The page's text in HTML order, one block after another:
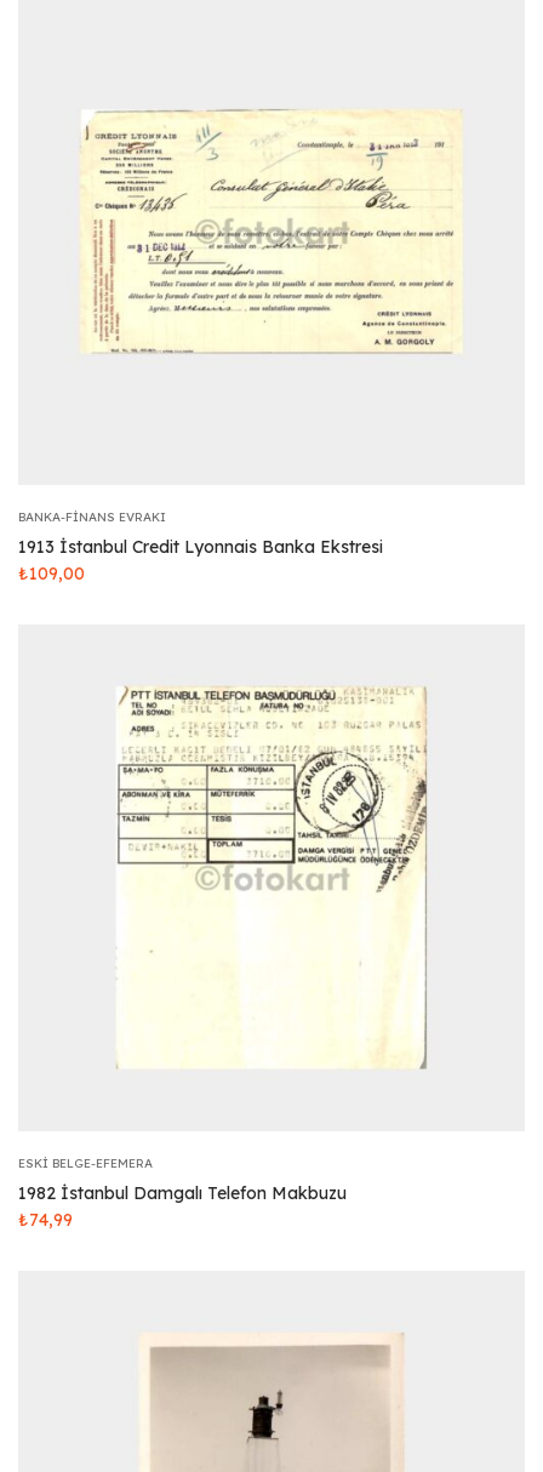
BANKA-FINANS EVRAKI
1913 İstanbul Credit Lyonnais Banka Ekstresi
₺109,00
ESKI BELGE-EFEMERA
1982 İstanbul Damgalı Telefon Makbuzu
₺74,99